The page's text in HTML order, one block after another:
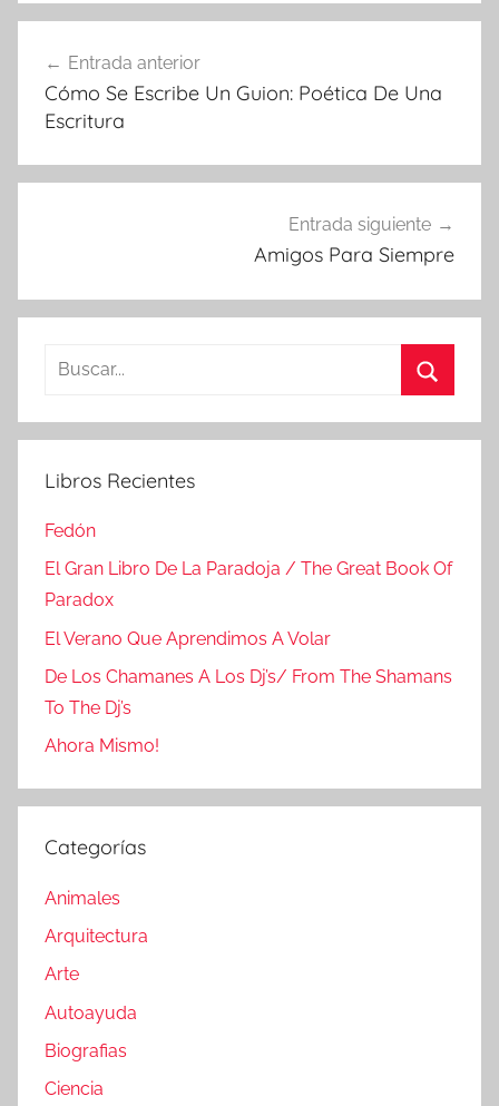
de
entradas
Entrada anterior
Cómo Se Escribe Un Guion: Poética De Una
Escritura
Entrada siguiente
Amigos Para Siempre
Buscar:
Libros Recientes
Fedón
El Gran Libro De La Paradoja / The Great Book Of
Paradox
El Verano Que Aprendimos A Volar
De Los Chamanes A Los Dj’s/ From The Shamans
To The Dj’s
Ahora Mismo!
Categorías
Animales
Arquitectura
Arte
Autoayuda
Biografias
Ciencia